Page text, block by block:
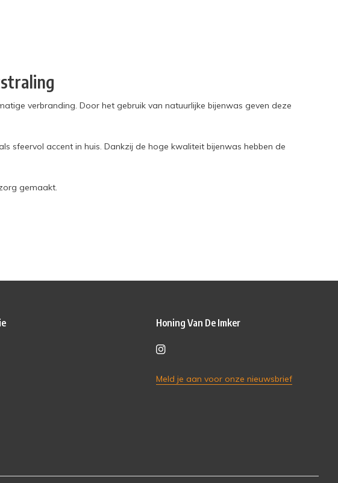
verbranding. Door het gebruik van natuurlijke bijenwas geven deze
sfeervol accent in huis. Dankzij de hoge kwaliteit bijenwas hebben de
gemaakt.
Honing Van De Imker
Meld je aan voor onze nieuwsbrief